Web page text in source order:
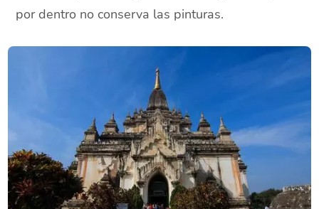
por dentro no conserva las pinturas.